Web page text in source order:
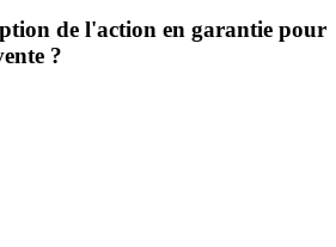
de l'action en garantie pour
?